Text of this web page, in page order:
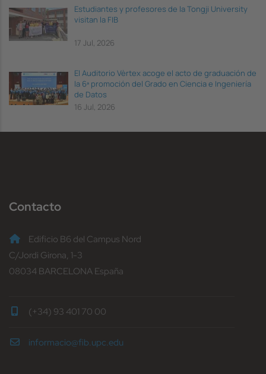
Estudiantes y profesores de la Tongji University
visitan la FIB
17 Jul, 2026
El Auditorio Vèrtex acoge el acto de graduación de
la 6ª promoción del Grado en Ciencia e Ingeniería
de Datos
16 Jul, 2026
Contacto
Edificio B6 del Campus Nord
C/Jordi Girona, 1-3
08034 BARCELONA España
(+34) 93 401 70 00
informacio@fib.upc.edu